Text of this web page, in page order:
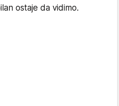
ostaje da vidimo.